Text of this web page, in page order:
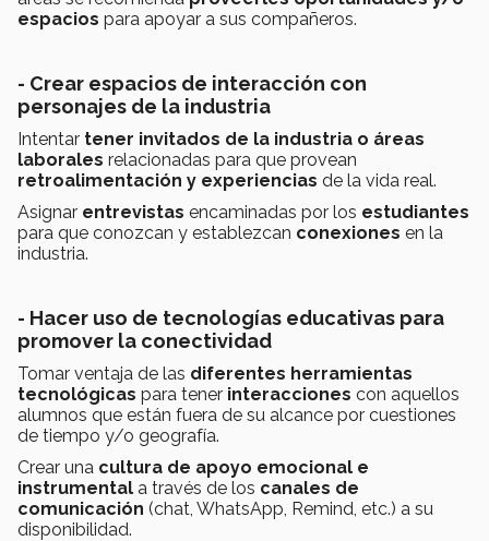
espacios para apoyar a sus compañeros.
- Crear espacios de interacción con
personajes de la industria
Intentar tener invitados de la industria o áreas
laborales relacionadas para que provean
retroalimentación y experiencias de la vida real.
Asignar entrevistas encaminadas por los estudiantes
para que conozcan y establezcan conexiones en la
industria.
- Hacer uso de tecnologías educativas para
promover la conectividad
Tomar ventaja de las diferentes herramientas
tecnológicas para tener interacciones con aquellos
alumnos que están fuera de su alcance por cuestiones
de tiempo y/o geografía.
Crear una cultura de apoyo emocional e
instrumental a través de los canales de
comunicación (chat, WhatsApp, Remind, etc.) a su
disponibilidad.